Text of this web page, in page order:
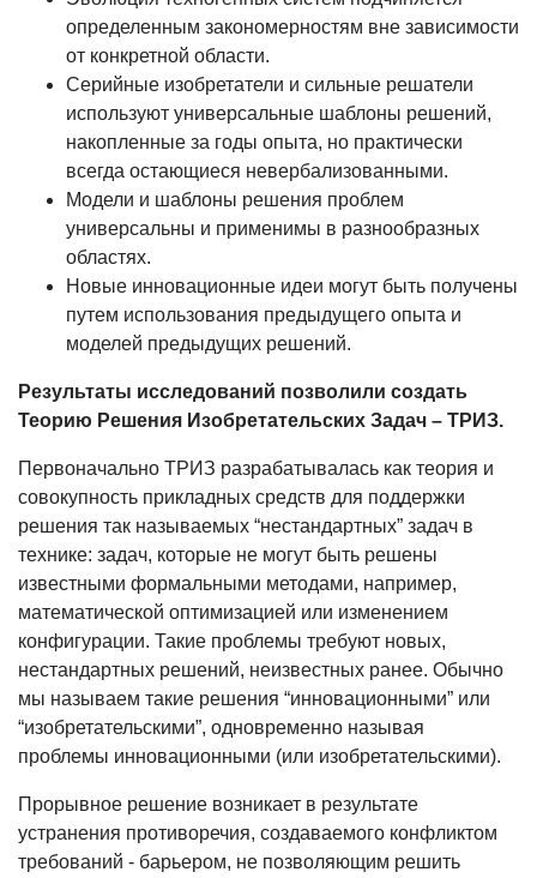
определенным закономерностям вне зависимости
от конкретной области.
Серийные изобретатели и сильные решатели
используют универсальные шаблоны решений,
накопленные за годы опыта, но практически
всегда остающиеся невербализованными.
Модели и шаблоны решения проблем
универсальны и применимы в разнообразных
областях.
Новые инновационные идеи могут быть получены
путем использования предыдущего опыта и
моделей предыдущих решений.
Результаты исследований позволили создать
Теорию Решения Изобретательских Задач – ТРИЗ.
Первоначально ТРИЗ разрабатывалась как теория и
совокупность прикладных средств для поддержки
решения так называемых “нестандартных” задач в
технике: задач, которые не могут быть решены
известными формальными методами, например,
математической оптимизацией или изменением
конфигурации. Такие проблемы требуют новых,
нестандартных решений, неизвестных ранее. Обычно
мы называем такие решения “инновационными” или
“изобретательскими”, одновременно называя
проблемы инновационными (или изобретательскими).
Прорывное решение возникает в результате
устранения противоречия, создаваемого конфликтом
требований - барьером, не позволяющим решить